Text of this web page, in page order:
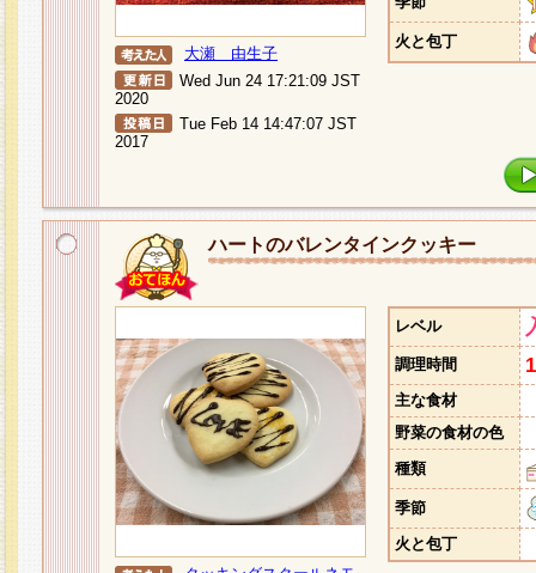
大瀬 由生子
Wed Jun 24 17:21:09 JST
2020
Tue Feb 14 14:47:07 JST
2017
火と包丁
ハートのバレンタインクッキー
レベル
調理時間
主な食材
野菜の食材の色
種類
季節
火と包丁